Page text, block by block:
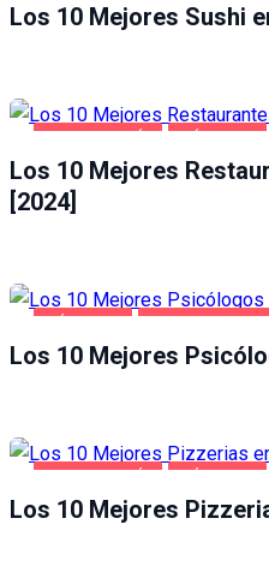
Los 10 Mejores Sushi
GASTRONOMÍA MÓSTOLES
Los 10 Mejores
[2024]
MÓSTOLES SALUD Y
Los 10 Mejores
GASTRONOMÍA MÓSTOLES
Los 10 Mejores